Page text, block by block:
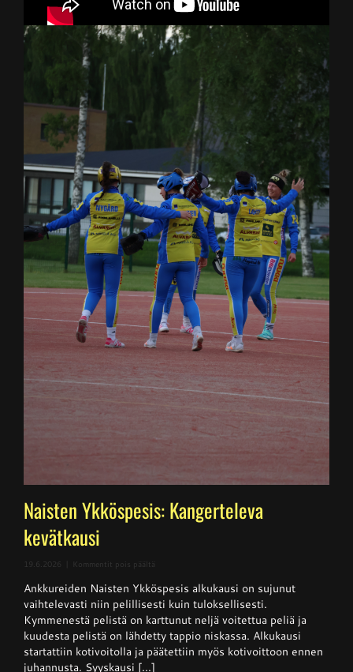
Naisten Ykköspesis: Kangerteleva
kevätkausi
19.6.2026 Kommentit pois päältä
Ykköspesis:
Kangerteleva
kevätkausi
Ankkureiden Naisten Ykköspesis alkukausi on sujunut
vaihtelevasti niin pelillisesti kuin tuloksellisesti.
Kymmenestä pelistä on karttunut neljä voitettua peliä ja
kuudesta pelistä on lähdetty tappio niskassa. Alkukausi
startattiin kotivoitolla ja päätettiin myös kotivoittoon ennen
juhannusta. Syyskausi [...]